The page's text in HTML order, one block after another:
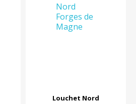
Louchet Nord